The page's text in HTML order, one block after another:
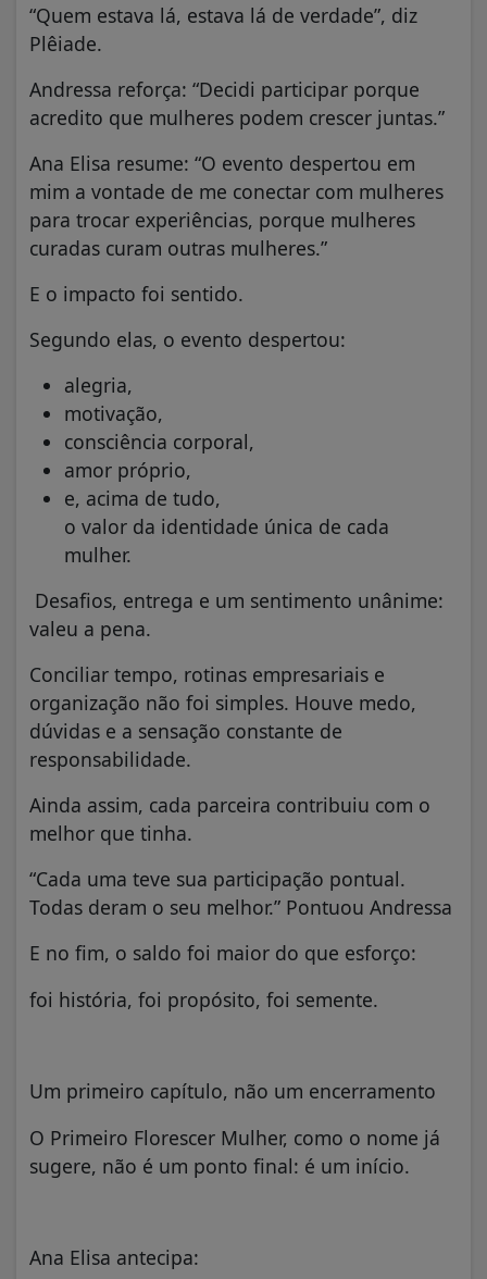
“Quem estava lá, estava lá de verdade”, diz
Plêiade.
Andressa reforça: “Decidi participar porque
acredito que mulheres podem crescer juntas.”
Ana Elisa resume: “O evento despertou em
mim a vontade de me conectar com mulheres
para trocar experiências, porque mulheres
curadas curam outras mulheres.”
E o impacto foi sentido.
Segundo elas, o evento despertou:
alegria,
motivação,
consciência corporal,
amor próprio,
e, acima de tudo,
o valor da identidade única de cada
mulher.
Desafios, entrega e um sentimento unânime:
valeu a pena.
Conciliar tempo, rotinas empresariais e
organização não foi simples. Houve medo,
dúvidas e a sensação constante de
responsabilidade.
Ainda assim, cada parceira contribuiu com o
melhor que tinha.
“Cada uma teve sua participação pontual.
Todas deram o seu melhor.” Pontuou Andressa
E no fim, o saldo foi maior do que esforço:
foi história, foi propósito, foi semente.
Um primeiro capítulo, não um encerramento
O Primeiro Florescer Mulher, como o nome já
sugere, não é um ponto final: é um início.
Ana Elisa antecipa: